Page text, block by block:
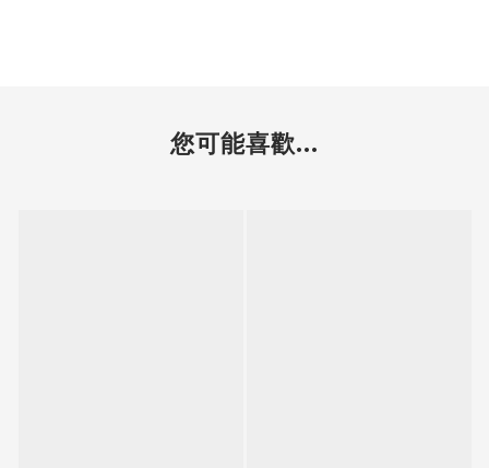
您可能喜歡...